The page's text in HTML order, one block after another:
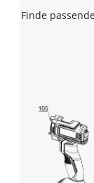
Finde